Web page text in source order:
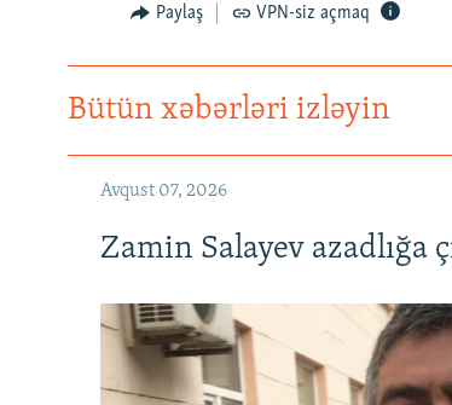
Paylaş VPN-siz açmaq
Bütün xəbərləri izləyin
Avqust 07, 2026
Zamin Salayev azadlığa